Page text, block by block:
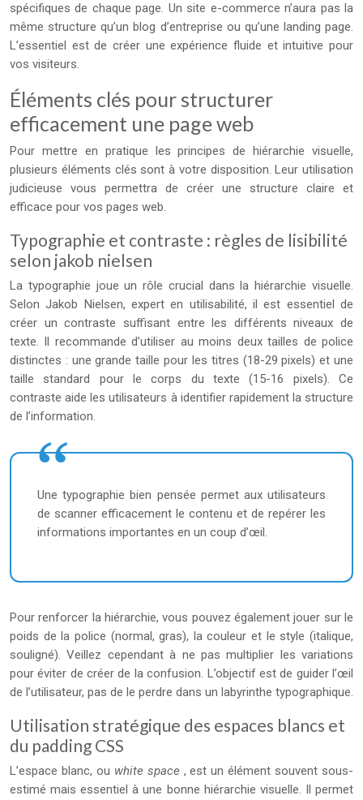
spécifiques de chaque page. Un site e-commerce n’aura pas la
même structure qu’un blog d’entreprise ou qu’une landing page.
L’essentiel est de créer une expérience fluide et intuitive pour
vos visiteurs.
Éléments clés pour structurer
efficacement une page web
Pour mettre en pratique les principes de hiérarchie visuelle,
plusieurs éléments clés sont à votre disposition. Leur utilisation
judicieuse vous permettra de créer une structure claire et
efficace pour vos pages web.
Typographie et contraste : règles de lisibilité
selon jakob nielsen
La typographie joue un rôle crucial dans la hiérarchie visuelle.
Selon Jakob Nielsen, expert en utilisabilité, il est essentiel de
créer un contraste suffisant entre les différents niveaux de
texte. Il recommande d’utiliser au moins deux tailles de police
distinctes : une grande taille pour les titres (18-29 pixels) et une
taille standard pour le corps du texte (15-16 pixels). Ce
contraste aide les utilisateurs à identifier rapidement la structure
de l’information.
Une typographie bien pensée permet aux utilisateurs
de scanner efficacement le contenu et de repérer les
informations importantes en un coup d’œil.
Pour renforcer la hiérarchie, vous pouvez également jouer sur le
poids de la police (normal, gras), la couleur et le style (italique,
souligné). Veillez cependant à ne pas multiplier les variations
pour éviter de créer de la confusion. L’objectif est de guider l’œil
de l’utilisateur, pas de le perdre dans un labyrinthe typographique.
Utilisation stratégique des espaces blancs et
du padding CSS
L’espace blanc, ou white space , est un élément souvent sous-
estimé mais essentiel à une bonne hiérarchie visuelle. Il permet